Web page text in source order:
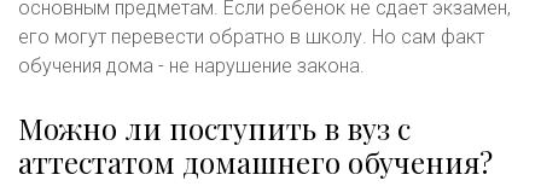
основным предметам. Если ребенок не сдает экзамен,
его могут перевести обратно в школу. Но сам факт
обучения дома - не нарушение закона.
Можно ли поступить в вуз с
аттестатом домашнего обучения?